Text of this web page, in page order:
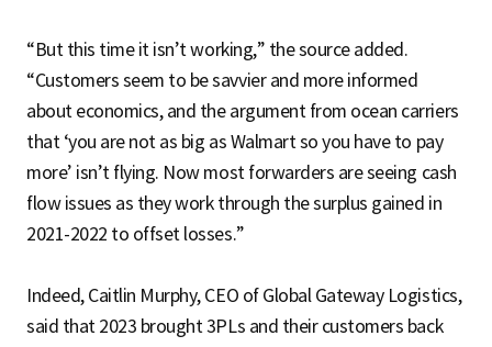
“But this time it isn’t working,” the source added.
“Customers seem to be savvier and more informed
about economics, and the argument from ocean carriers
that ‘you are not as big as Walmart so you have to pay
more’ isn’t flying. Now most forwarders are seeing cash
flow issues as they work through the surplus gained in
2021-2022 to offset losses.”
Indeed, Caitlin Murphy, CEO of Global Gateway Logistics,
said that 2023 brought 3PLs and their customers back